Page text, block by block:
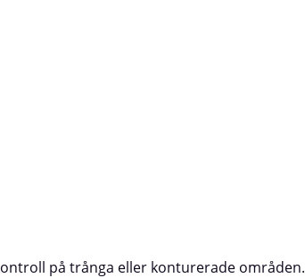
på trånga eller konturerade områden.